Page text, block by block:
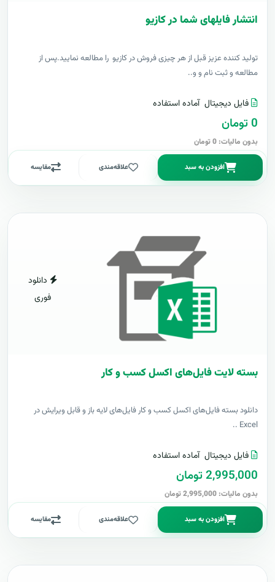
انتشار فایلهای شما در کازیو
توليد کننده عزيز قبل از هر چیزی فروش در کازیو را مطالعه نمایید.پس از
مطالعه و ثبت نام و و..
فایل دیجیتال آماده استفاده
0 تومان
بدون مالیات: 0 تومان
افزودن به سبد علاقه‌مندی مقایسه
دانلود
فوری
بسته لایت فایل‌های اکسل کسب و کار
دانلود بسته فایل‌های اکسل کسب و کار فایل‌های لایه باز و قابل ویرایش در
Excel ..
فایل دیجیتال آماده استفاده
2,995,000 تومان
بدون مالیات: 2,995,000 تومان
افزودن به سبد علاقه‌مندی مقایسه